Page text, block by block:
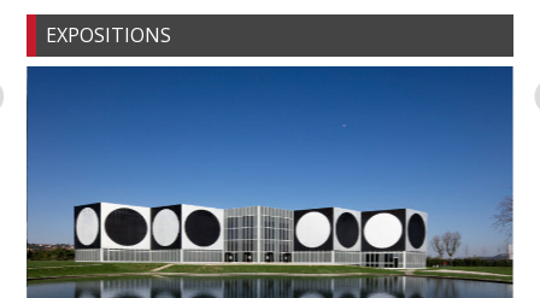
EXPOSITIONS